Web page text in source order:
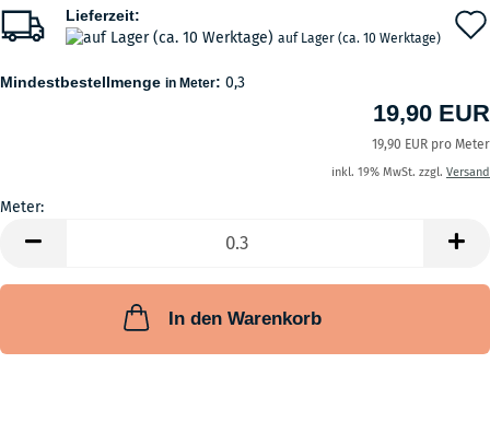
Lieferzeit:
auf Lager (ca. 10 Werktage)
Mindestbestellmenge in Meter: 0,3
19,90 EUR
19,90 EUR pro Meter
inkl. 19% MwSt. zzgl. Versand
Meter:
In den Warenkorb